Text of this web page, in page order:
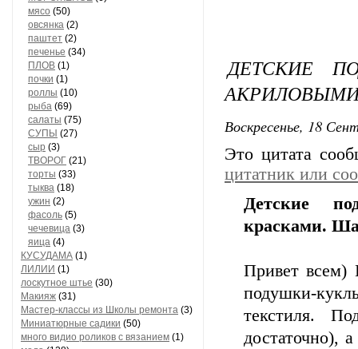
мясо (50)
овсянка (2)
паштет (2)
печенье (34)
ПЛОВ (1)
почки (1)
роллы (10)
рыба (69)
салаты (75)
СУПЫ (27)
сыр (3)
ТВОРОГ (21)
торты (33)
тыква (18)
ужин (2)
фасоль (5)
чечевица (3)
яица (4)
КУСУДАМА (1)
ЛИЛИИ (1)
лоскутное штье (30)
Макияж (31)
Мастер-классы из Школы ремонта (3)
Миниатюрные садики (50)
много видио роликов с вязанием (1)
ДЕТСКИЕ
Воскресенье, 18
Это цитата
цитатник или
Детские
красками.
Привет всем)
подушки-
текстиля.
достаточно),